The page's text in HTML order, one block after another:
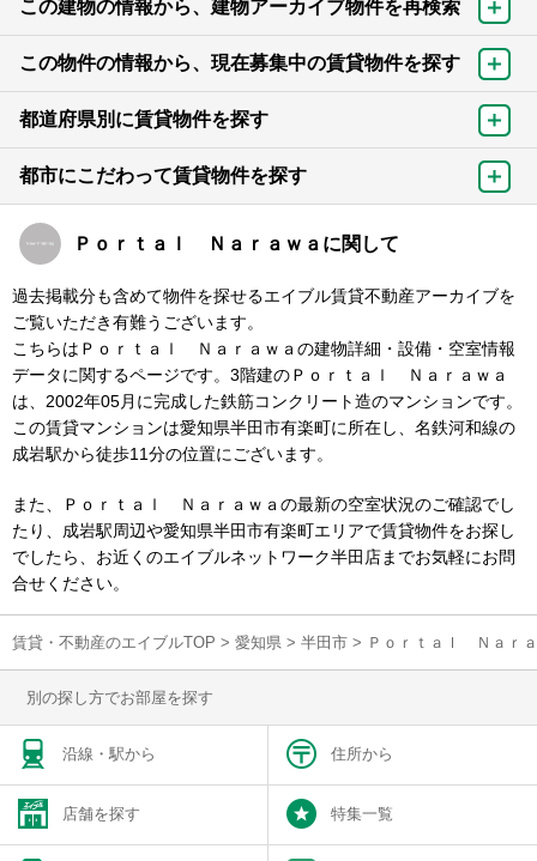
この建物の情報から、建物アーカイブ物件を再検索
この物件の情報から、現在募集中の賃貸物件を探す
都道府県別に賃貸物件を探す
都市にこだわって賃貸物件を探す
Ｐｏｒｔａｌ Ｎａｒａｗａに関して
過去掲載分も含めて物件を探せるエイブル賃貸不動産アーカイブを
ご覧いただき有難うございます。
こちらはＰｏｒｔａｌ Ｎａｒａｗａの建物詳細・設備・空室情報
データに関するページです。3階建のＰｏｒｔａｌ Ｎａｒａｗａ
は、2002年05月に完成した鉄筋コンクリート造のマンションです。
この賃貸マンションは愛知県半田市有楽町に所在し、名鉄河和線の
成岩駅から徒歩11分の位置にございます。
また、Ｐｏｒｔａｌ Ｎａｒａｗａの最新の空室状況のご確認でし
たり、成岩駅周辺や愛知県半田市有楽町エリアで賃貸物件をお探し
でしたら、お近くのエイブルネットワーク半田店までお気軽にお問
合せください。
賃貸・不動産のエイブルTOP > 愛知県 > 半田市 > Ｐｏｒｔａｌ Ｎａｒ
別の探し方でお部屋を探す
沿線・駅から 住所から
店舗を探す 特集一覧